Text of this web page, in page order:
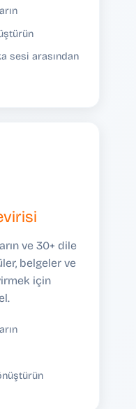
sesi arasından
ve 30+ dile
belgeler ve
için